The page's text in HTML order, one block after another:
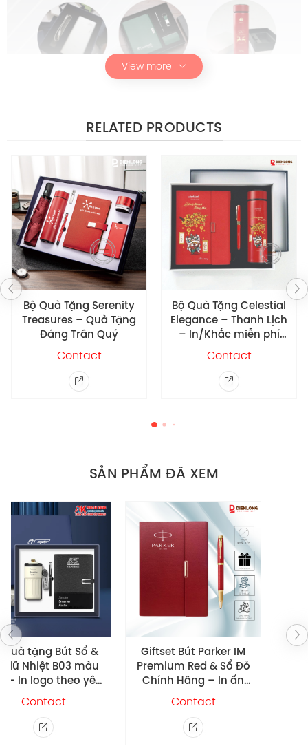
Khách hàng tiêu biểu đặt in logo
View more
RELATED PRODUCTS
Bộ Quà Tặng Celestial
Elegance – Thanh Lịch
– In/Khắc miễn phí
tên/logo theo yêu cầu
Contact
Set Quà Tặng Bút &
Bình Giữ Nhiệt
Lock&Lock Flat Tumber
400ml
Contact
SẢN PHẨM ĐÃ XEM
Giftset Bút Parker IM
Premium Red & Sổ Đỏ
Chính Hãng – In ấn
theo yêu cầu
Contact
Bình Giữ Nhiệt DLG
Faybio In Cầu Thủ
Ronaldo G1
Contact